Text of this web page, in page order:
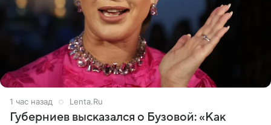
1 час назад Lenta.Ru
Губерниев высказался о Бузовой: «Как